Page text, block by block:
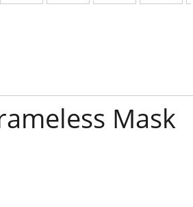
Mask